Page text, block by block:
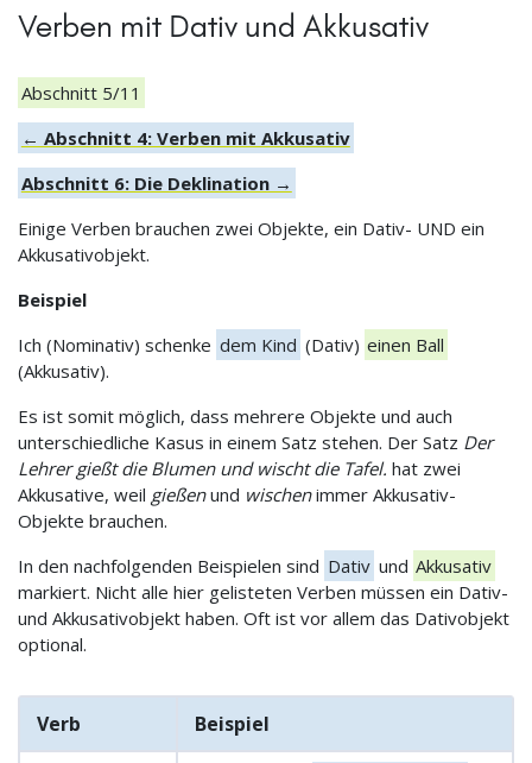
Verben mit Dativ und Akkusativ
Abschnitt 5/11
← Abschnitt 4: Verben mit Akkusativ
Abschnitt 6: Die Deklination →
Einige Verben brauchen zwei Objekte, ein Dativ- UND ein
Akkusativobjekt.
Beispiel
Ich (Nominativ) schenke dem Kind (Dativ) einen Ball
(Akkusativ).
Es ist somit möglich, dass mehrere Objekte und auch
unterschiedliche Kasus in einem Satz stehen. Der Satz Der
Lehrer gießt die Blumen und wischt die Tafel. hat zwei
Akkusative, weil gießenund wischenimmer Akkusativ-
Objekte brauchen.
In den nachfolgenden Beispielen sind Dativ und Akkusativ
markiert. Nicht alle hier gelisteten Verben müssen ein Dativ-
und Akkusativobjekt haben. Oft ist vor allem das Dativobjekt
optional.
Verb Beispiel